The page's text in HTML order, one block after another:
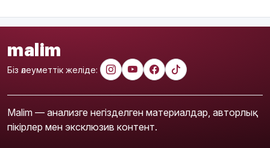
malim
Біз әлеуметтік желіде:
Malim — анализге негізделген материалдар, авторлық
пікірлер мен эксклюзив контент.